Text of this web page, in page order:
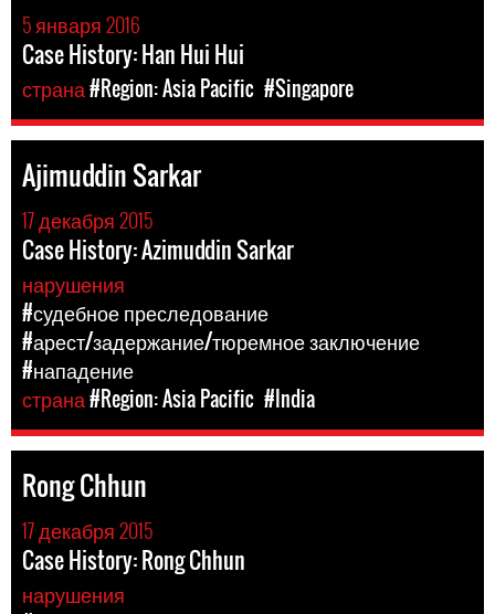
5 января 2016
Case History: Han Hui Hui
страна#Region: Asia Pacific #Singapore
Ajimuddin Sarkar
17 декабря 2015
Case History: Azimuddin Sarkar
нарушения
#судебное преследование
#арест/задержание/тюремное заключение
#нападение
страна#Region: Asia Pacific #India
Rong Chhun
17 декабря 2015
Case History: Rong Chhun
нарушения